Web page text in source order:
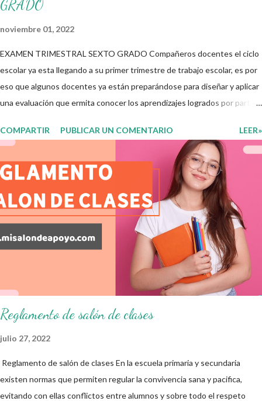
GRADO
noviembre 01, 2022
EXAMEN TRIMESTRAL SEXTO GRADO Compañeros docentes el ciclo
escolar ya esta llegando a su primer trimestre de trabajo escolar, es por
eso que algunos docentes ya están preparándose para diseñar y aplicar
una evaluación que ermita conocer los aprendizajes logrados por parte
para evaluar las diferentes asignaturas que sus alumnos cursaron
durante este ciclo escolar, permitiendo obtener un mayor panorama de
los aprendizajes claves que sus nuevos aprendientes ya lograron
alcanzar y de aquellos que aun necesitan consolidar. Esto con la
finalidad de que elaboramos un plan de intervención adecuado para
atender las necesidades que nuestro grupo requiera de acuerdo a los
resultados del examen trimestral que apliquemos. Sin mas que decir les
damos las gracias para seguir apoyándonos en este nuevo blog
educativo y gracias por su preferencia. Recuerden que todo material
COMPARTIR PUBLICAR UN COMENTARIO LEER»
Reglamento de salón de clases
julio 27, 2022
Reglamento de salón de clases En la escuela primaria y secundaria
existen normas que permiten regular la convivencia sana y pacifica,
evitando con ellas conflictos entre alumnos y sobre todo el respeto